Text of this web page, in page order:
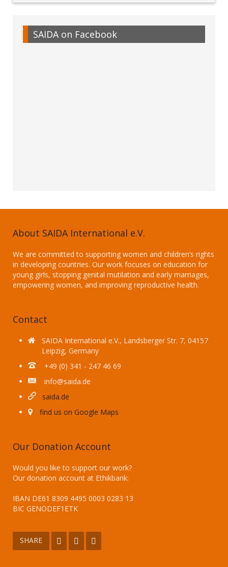
SAIDA on Facebook
About SAIDA International e.V.
We are committed to supporting women and children’s rights
in developing countries. Our work focuses on education for
young girls, stopping genital mutilation and early marriages,
empowering women, and improving reproductive health.
Contact
SAIDA International e.V., Landsberger Str. 7, 04157
Leipzig, Germany
+49 (0) 341 - 247 46 69
info@saida.de
saida.de
find us on Google Maps
Our Donation Account
Would you like to support our work?
Our donation account at Ethikbank:
IBAN DE61 8309 4495 0003 0283 13
BIC GENODEF1ETK
SHARE